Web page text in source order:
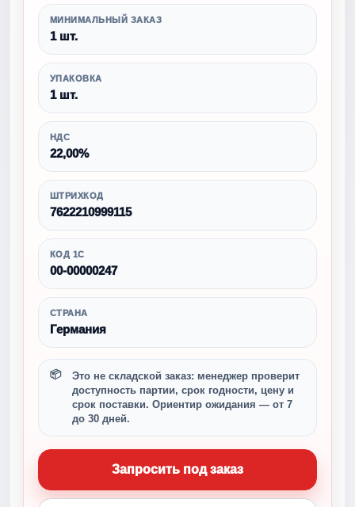
МИНИМАЛЬНЫЙ ЗАКАЗ
1 шт.
УПАКОВКА
1 шт.
НДС
22,00%
ШТРИХКОД
7622210999115
КОД 1С
00-00000247
СТРАНА
Германия
Это не складской заказ: менеджер проверит
доступность партии, срок годности, цену и
срок поставки. Ориентир ожидания — от 7
до 30 дней.
Запросить под заказ